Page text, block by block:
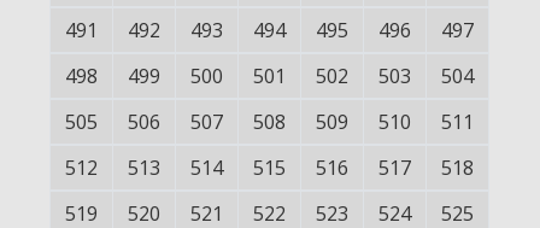
491 492 493 494 495 496
497
498
499 500 501 502 503
504
505
506 507 508 509 510
511
512
513 514 515 516 517
518
519
520 521 522 523 524
525